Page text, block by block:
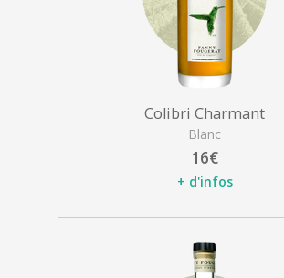
Colibri Charmant
Blanc
16€
+ d'infos